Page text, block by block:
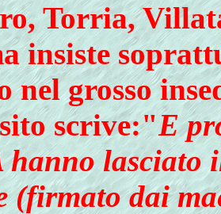
Torria,
insiste
nel grosso
scrive:"E
hanno lasciato
(firmato dai